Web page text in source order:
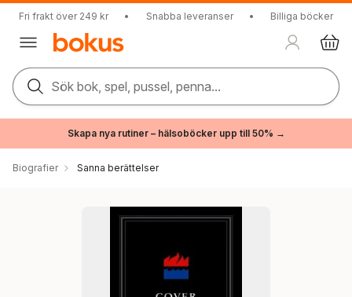
Fri frakt över 249 kr • Snabba leveranser • Billiga böcker
Sök bok, spel, pussel, penna...
Skapa nya rutiner – hälsoböcker upp till 50% →
Biografier Sanna berättelser